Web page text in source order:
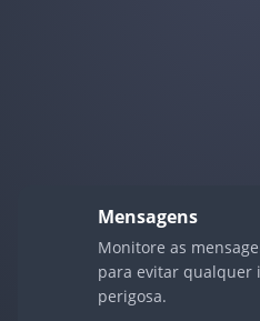
Mensagens
Monitore as
para evitar qualquer
perigosa.